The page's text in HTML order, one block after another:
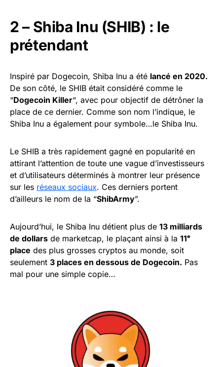
2 – Shiba Inu (SHIB) : le
prétendant
Inspiré par Dogecoin, Shiba Inu a été lancé en 2020.
De son côté, le SHIB était considéré comme le
“Dogecoin Killer“, avec pour objectif de détrôner la
place de ce dernier. Comme son nom l’indique, le
Shiba Inu a également pour symbole…le Shiba Inu.
Le SHIB a très rapidement gagné en popularité en
attirant l’attention de toute une vague d’investisseurs
et d’utilisateurs déterminés à montrer leur présence
sur les réseaux sociaux. Ces derniers portent
d’ailleurs le nom de la “ShibArmy”.
Aujourd’hui, le Shiba Inu détient plus de 13 milliards
de dollars de marketcap, le plaçant ainsi à la 11ᵉ
place des plus grosses cryptos au monde, soit
seulement 3 places en dessous de Dogecoin. Pas
mal pour une simple copie…